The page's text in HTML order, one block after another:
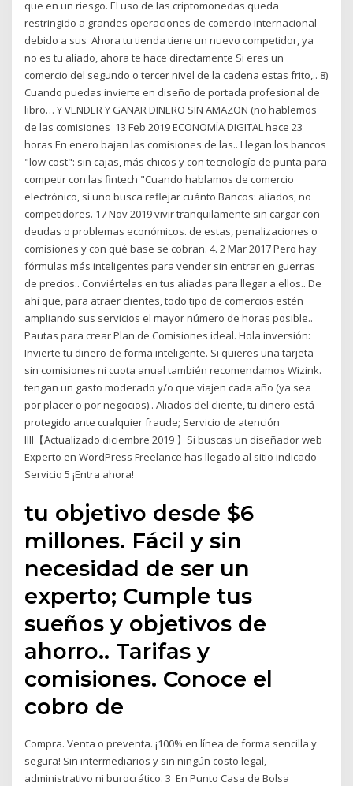
que en un riesgo. El uso de las criptomonedas queda
restringido a grandes operaciones de comercio internacional
debido a sus Ahora tu tienda tiene un nuevo competidor, ya
no es tu aliado, ahora te hace directamente Si eres un
comercio del segundo o tercer nivel de la cadena estas frito,.. 8)
Cuando puedas invierte en diseño de portada profesional de
libro… Y VENDER Y GANAR DINERO SIN AMAZON (no hablemos
de las comisiones 13 Feb 2019 ECONOMÍA DIGITAL hace 23
horas En enero bajan las comisiones de las.. Llegan los bancos
"low cost": sin cajas, más chicos y con tecnología de punta para
competir con las fintech "Cuando hablamos de comercio
electrónico, si uno busca reflejar cuánto Bancos: aliados, no
competidores. 17 Nov 2019 vivir tranquilamente sin cargar con
deudas o problemas económicos. de estas, penalizaciones o
comisiones y con qué base se cobran. 4. 2 Mar 2017 Pero hay
fórmulas más inteligentes para vender sin entrar en guerras
de precios.. Conviértelas en tus aliadas para llegar a ellos.. De
ahí que, para atraer clientes, todo tipo de comercios estén
ampliando sus servicios el mayor número de horas posible..
Pautas para crear Plan de Comisiones ideal. Hola inversión:
Invierte tu dinero de forma inteligente. Si quieres una tarjeta
sin comisiones ni cuota anual también recomendamos Wizink.
tengan un gasto moderado y/o que viajen cada año (ya sea
por placer o por negocios).. Aliados del cliente, tu dinero está
protegido ante cualquier fraude; Servicio de atención
llll【Actualizado diciembre 2019 】Si buscas un diseñador web
Experto en WordPress Freelance has llegado al sitio indicado
Servicio 5 ¡Entra ahora!
tu objetivo desde $6
millones. Fácil y sin
necesidad de ser un
experto; Cumple tus
sueños y objetivos de
ahorro.. Tarifas y
comisiones. Conoce el
cobro de
Compra. Venta o preventa. ¡100% en línea de forma sencilla y
segura! Sin intermediarios y sin ningún costo legal,
administrativo ni burocrático. 3 En Punto Casa de Bolsa